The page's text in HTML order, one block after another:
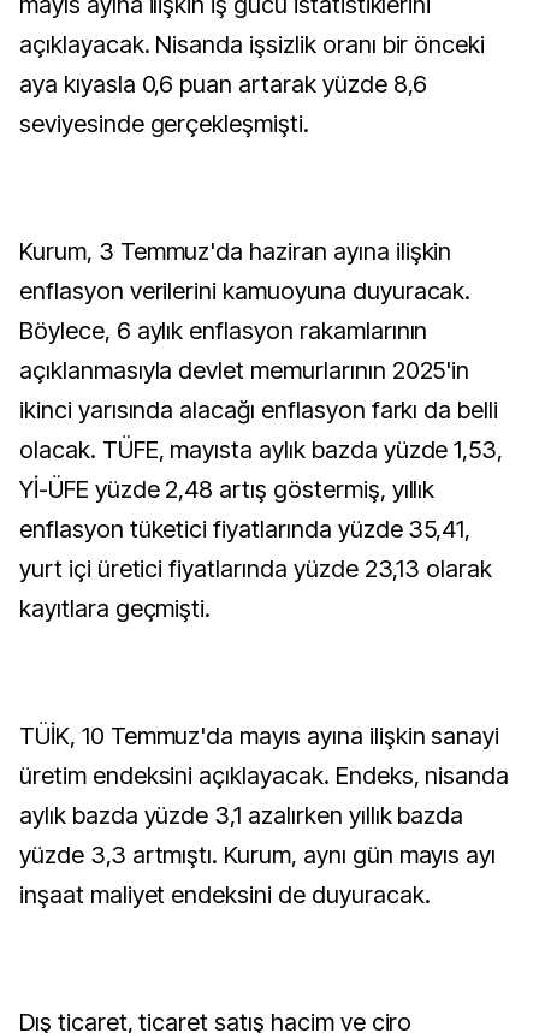
açıklayacak. Nisanda işsizlik oranı bir önceki
aya kıyasla 0,6 puan artarak yüzde 8,6
seviyesinde gerçekleşmişti.
Kurum, 3 Temmuz'da haziran ayına ilişkin
enflasyon verilerini kamuoyuna duyuracak.
Böylece, 6 aylık enflasyon rakamlarının
açıklanmasıyla devlet memurlarının 2025'in
ikinci yarısında alacağı enflasyon farkı da belli
olacak. TÜFE, mayısta aylık bazda yüzde 1,53,
Yİ-ÜFE yüzde 2,48 artış göstermiş, yıllık
enflasyon tüketici fiyatlarında yüzde 35,41,
yurt içi üretici fiyatlarında yüzde 23,13 olarak
kayıtlara geçmişti.
TÜİK, 10 Temmuz'da mayıs ayına ilişkin sanayi
üretim endeksini açıklayacak. Endeks, nisanda
aylık bazda yüzde 3,1 azalırken yıllık bazda
yüzde 3,3 artmıştı. Kurum, aynı gün mayıs ayı
inşaat maliyet endeksini de duyuracak.
Dış ticaret, ticaret satış hacim ve ciro